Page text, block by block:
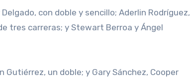
con doble y sencillo; Aderlin Rodríguez,
tres carreras; y Stewart Berroa y Ángel
un doble; y Gary Sánchez, Cooper